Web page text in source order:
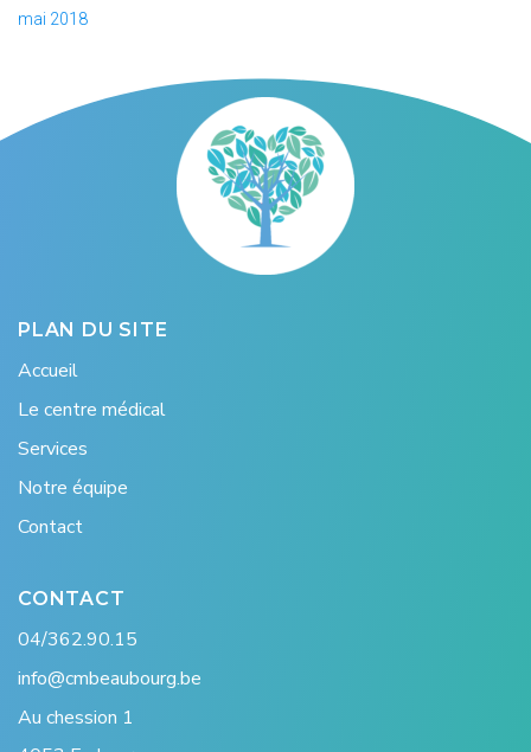
mai 2018
PLAN DU SITE
Accueil
Le centre médical
Services
Notre équipe
Contact
CONTACT
04/362.90.15
info@cmbeaubourg.be
Au chession 1